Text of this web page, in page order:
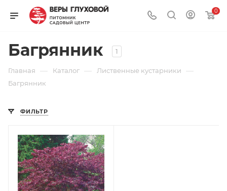
0
Багрянник 1
Главная — Каталог — Лиственные кустарники —
Багрянник
ФИЛЬТР